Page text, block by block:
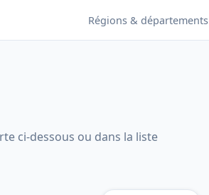
Régions & départements
ci-dessous ou dans la liste